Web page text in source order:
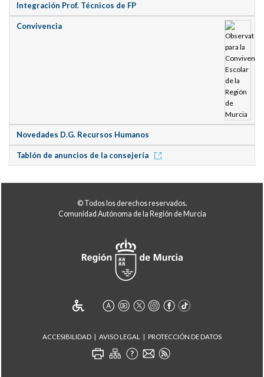
Integración Prof. Técnicos de FP
Convivencia
Novedades D.G. Recursos Humanos
Tablón de anuncios de la consejería
© Todos los derechos reservados.
Comunidad Autónoma de la Región de Murcia
ACCESIBILIDAD AVISO LEGAL PROTECCIÓN DE DATOS